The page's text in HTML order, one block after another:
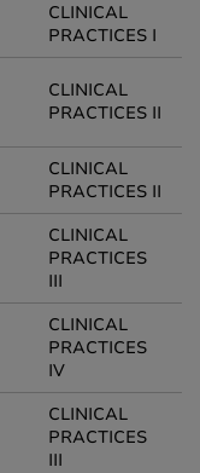
CLINICAL
PRACTICES I
CLINICAL
PRACTICES II
CLINICAL
PRACTICES II
CLINICAL
PRACTICES
III
CLINICAL
PRACTICES
IV
CLINICAL
PRACTICES
III